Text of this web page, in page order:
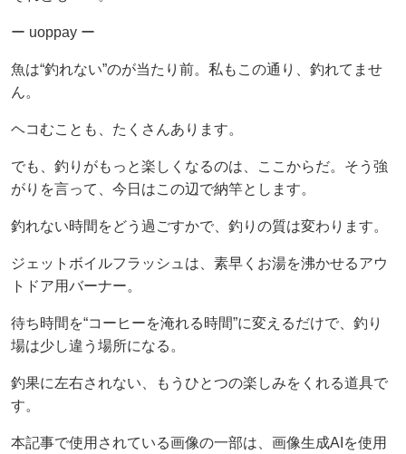
ー uoppay ー
魚は“釣れない”のが当たり前。私もこの通り、釣れてませ
ん。
ヘコむことも、たくさんあります。
でも、釣りがもっと楽しくなるのは、ここからだ。そう強
がりを言って、今日はこの辺で納竿とします。
釣れない時間をどう過ごすかで、釣りの質は変わります。
ジェットボイルフラッシュは、素早くお湯を沸かせるアウ
トドア用バーナー。
待ち時間を“コーヒーを淹れる時間”に変えるだけで、釣り
場は少し違う場所になる。
釣果に左右されない、もうひとつの楽しみをくれる道具で
す。
本記事で使用されている画像の一部は、画像生成AIを使用